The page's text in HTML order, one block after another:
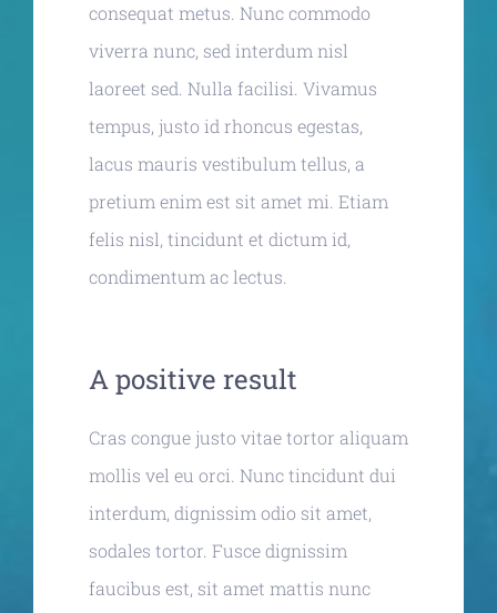
consequat metus. Nunc commodo
viverra nunc, sed interdum nisl
laoreet sed. Nulla facilisi. Vivamus
tempus, justo id rhoncus egestas,
lacus mauris vestibulum tellus, a
pretium enim est sit amet mi. Etiam
felis nisl, tincidunt et dictum id,
condimentum ac lectus.
A positive result
Cras congue justo vitae tortor aliquam
mollis vel eu orci. Nunc tincidunt dui
interdum, dignissim odio sit amet,
sodales tortor. Fusce dignissim
faucibus est, sit amet mattis nunc